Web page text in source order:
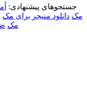
جستجوهای پیشنهادی:
برنامه‌های Adobe مک دانلود منیجر برای مک
مک